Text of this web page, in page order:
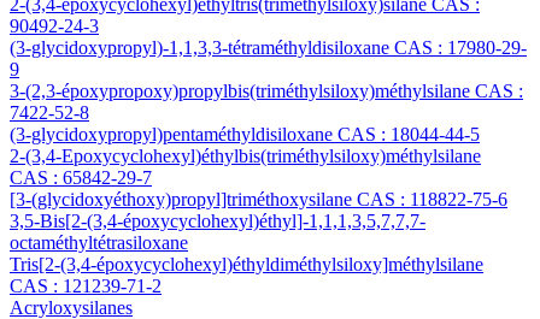
2-(3,4-époxycyclohexyl)éthyltris(triméthylsiloxy)silane CAS :
90492-24-3
(3-glycidoxypropyl)-1,1,3,3-tétraméthyldisiloxane CAS : 17980-29-
9
3-(2,3-époxypropoxy)propylbis(triméthylsiloxy)méthylsilane CAS :
7422-52-8
(3-glycidoxypropyl)pentaméthyldisiloxane CAS : 18044-44-5
2-(3,4-Epoxycyclohexyl)éthylbis(triméthylsiloxy)méthylsilane
CAS : 65842-29-7
[3-(glycidoxyéthoxy)propyl]triméthoxysilane CAS : 118822-75-6
3,5-Bis[2-(3,4-époxycyclohexyl)éthyl]-1,1,1,3,5,7,7,7-
octaméthyltétrasiloxane
Tris[2-(3,4-époxycyclohexyl)éthyldiméthylsiloxy]méthylsilane
CAS : 121239-71-2
Acryloxysilanes